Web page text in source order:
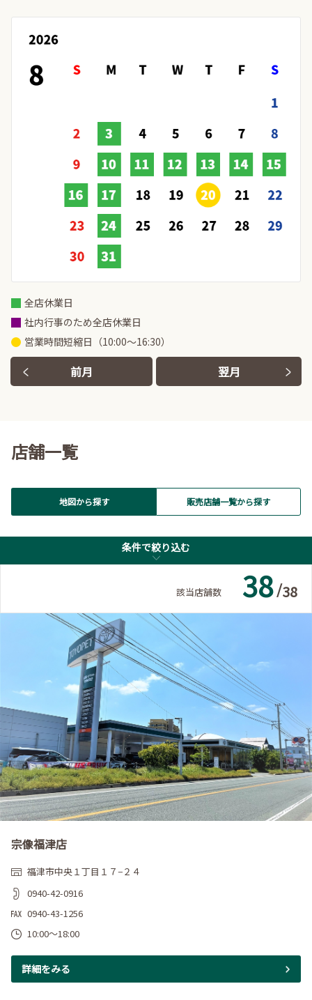
前月 翌月
全店休業日
社内行事のため全店休業日
営業時間短縮日（10:00～16:30）
店舗一覧
地図から探す 販売店舗一覧から探す
条件で絞り込む
該当店舗数 38 /38
サービス
バリアフリー/多目的トイ
G-Station
子供110番
車検・整備・メンテナン
ス取扱店
新車
キッズコーナー
キッズルーム フリードリンク
福祉車両展示店
中古車 クルマ買取り
条件で絞り込む
宗像福津店
福津市中央１丁目１７−２４
0940-42-0916
0940-43-1256
10:00～18:00
詳細をみる